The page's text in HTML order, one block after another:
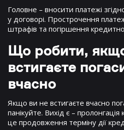
Головне – вносити платежі
у договорі. Прострочення
штрафів та погіршення кредитної
Що робити,
встигаєте
вчасно
Якщо ви не встигаєте вчасно
панікуйте. Вихід є –
це продовження терміну дії